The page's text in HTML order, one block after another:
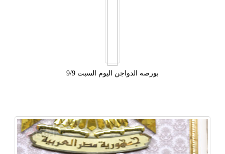
بورصه الدواجن اليوم السبت 9/9